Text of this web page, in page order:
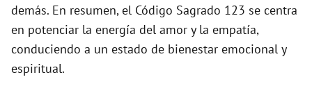
demás. En resumen, el Código Sagrado 123 se centra
en potenciar la energía del amor y la empatía,
conduciendo a un estado de bienestar emocional y
espiritual.